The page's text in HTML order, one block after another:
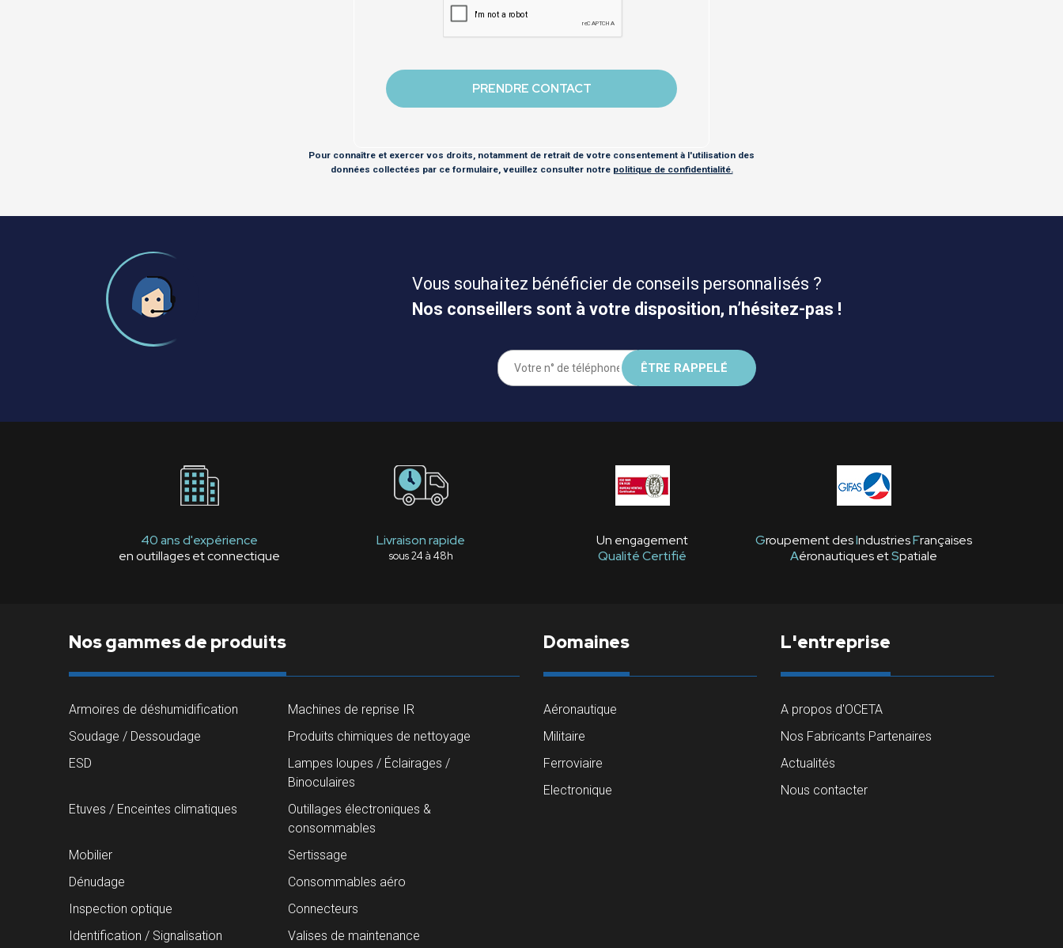
Pour connaître et exercer vos droits, notamment de retrait de votre consentement à l'utilisation des
données collectées par ce formulaire, veuillez consulter notre politique de confidentialité.
Vous souhaitez bénéficier de conseils personnalisés ?
Nos conseillers sont à votre disposition, n’hésitez-pas !
40 ans d'expérience
en outillages et connectique
Livraison rapide
sous 24 à 48h
Un engagement
Qualité Certifié
Groupement desIndustriesFrançaises
Aéronautiques etSpatiale
Nos gammes de produits
Armoires de déshumidification
Machines de reprise IR
Soudage / Dessoudage
Produits chimiques de nettoyage
ESD
Lampes loupes / Éclairages /
Binoculaires
Etuves / Enceintes climatiques
Outillages électroniques &
consommables
Mobilier
Sertissage
Dénudage
Consommables aéro
Inspection optique
Connecteurs
Identification / Signalisation
Valises de maintenance
Domaines
Aéronautique
Militaire
Ferroviaire
Electronique
L'entreprise
A propos d'OCETA
Nos Fabricants Partenaires
Actualités
Nous contacter